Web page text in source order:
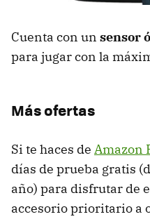
Cuenta con un sensor
para jugar con la
Más ofertas
Si te haces de Amazon
días de prueba gratis
año) para disfrutar de
accesorio prioritario a